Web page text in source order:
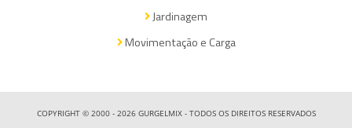
Jardinagem
Movimentação e Carga
COPYRIGHT © 2000 - 2026 GURGELMIX - TODOS OS DIREITOS RESERVADOS